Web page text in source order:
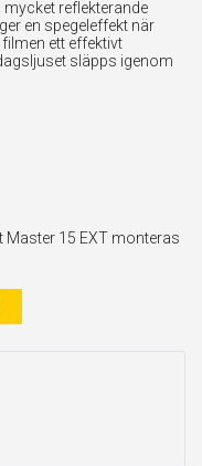
mycket reflekterande
en spegeleffekt när
ett effektivt
släpps igenom
Master 15 EXT monteras